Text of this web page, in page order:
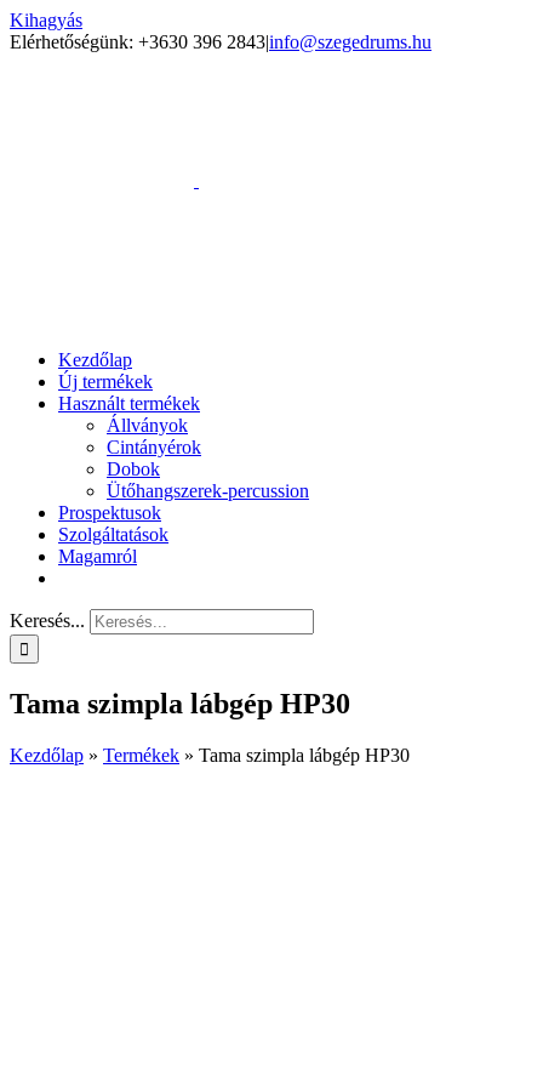
Kihagyás
Elérhetőségünk: +3630 396 2843|info@szegedrums.hu
Kezdőlap
Új termékek
Használt termékek
Állványok
Cintányérok
Dobok
Ütőhangszerek-percussion
Prospektusok
Szolgáltatások
Magamról
Keresés...
Tama szimpla lábgép HP30
Kezdőlap » Termékek » Tama szimpla lábgép HP30